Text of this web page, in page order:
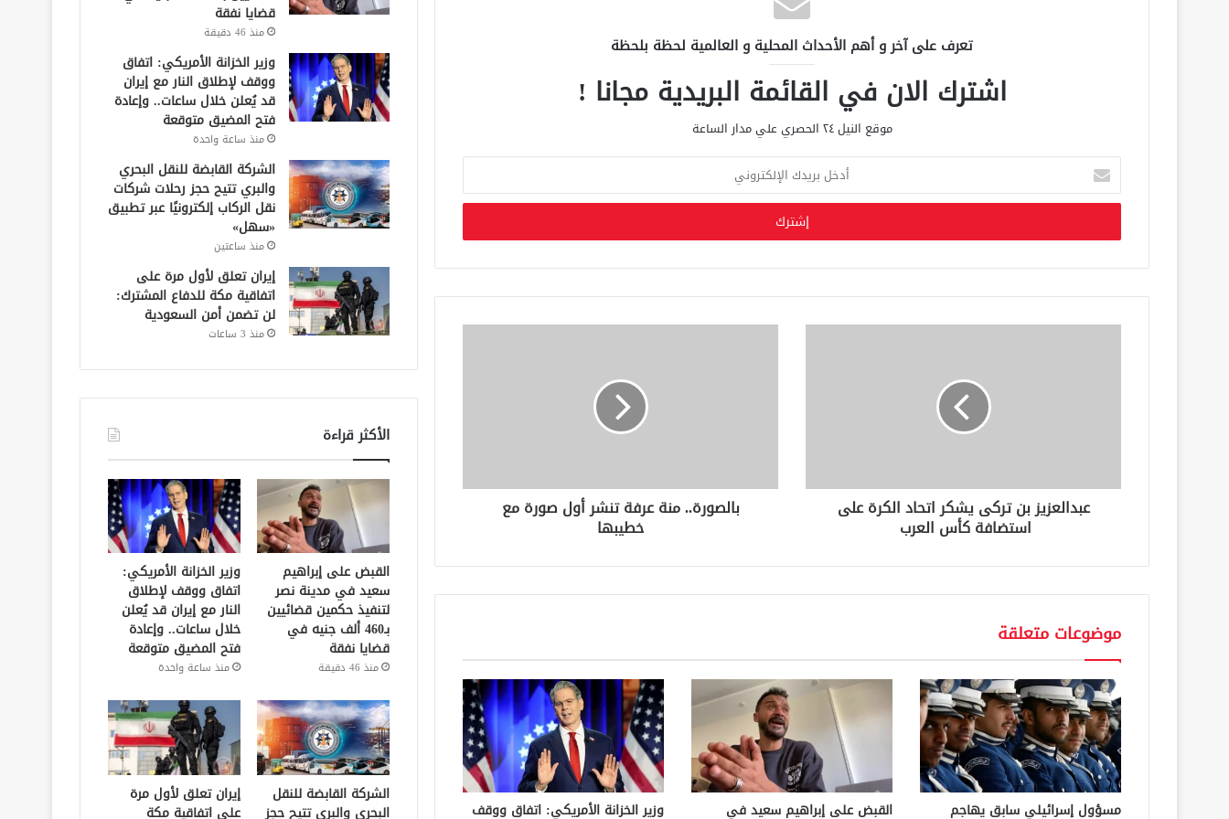
تعرف على آخر و أهم الأحداث المحلية و العالمية لحظة بلحظة
اشترك الان في القائمة البريدية مجانا !
موقع النيل ٢٤ الحصري علي مدار الساعة
خ
ب
ر
د
ك
ن
عبدالعزيز بن تركى يشكر اتحاد الكرة على
استضافة كأس العرب
بالصورة.. منة عرفة تنشر أول صورة مع
خطيبها
موضوعات متعلقة
مسؤول إسرائيلي سابق يهاجم القبض على إبراهيم سعيد في وزير الخزانة الأمريكي: اتفاق ووقف
قضايا نفقة
منذ 46 دقيقة
وزير الخزانة الأمريكي: اتفاق
ووقف لإطلاق النار مع إيران
قد يُعلن خلال ساعات.. وإعادة
فتح المضيق متوقعة
منذ ساعة واحدة
الشركة القابضة للنقل البحري
والبري تتيح حجز رحلات شركات
نقل الركاب إلكترونيًا عبر تطبيق
«سهل»
منذ ساعتين
إيران تعلق لأول مرة على
اتفاقية مكة للدفاع المشترك:
لن تضمن أمن السعودية
منذ 3 ساعات
الأكثر قراءة
القبض على إبراهيم
سعيد في مدينة نصر
لتنفيذ حكمين قضائيين
بـ460 ألف جنيه في
قضايا نفقة
منذ 46 دقيقة
وزير الخزانة الأمريكي:
اتفاق ووقف لإطلاق
النار مع إيران قد يُعلن
خلال ساعات.. وإعادة
فتح المضيق متوقعة
منذ ساعة واحدة
الشركة القابضة للنقل
البحري والبري تتيح حجز
إيران تعلق لأول مرة
على اتفاقية مكة